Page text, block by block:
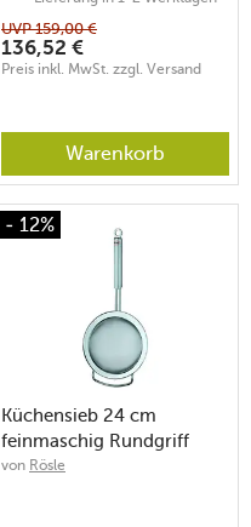
UVP159,00 €
136,52 €
Preis inkl. MwSt. zzgl. Versand
Warenkorb
- 12%
Küchensieb 24 cm
feinmaschig Rundgriff
von Rösle